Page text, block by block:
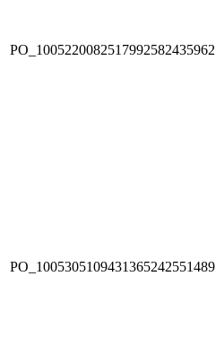
PO_1005220082517992582435962
PO_1005305109431365242551489